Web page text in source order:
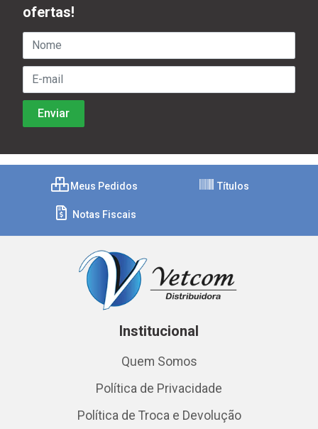
ofertas!
Meus Pedidos Títulos
Notas Fiscais
Institucional
Quem Somos
Política de Privacidade
Política de Troca e Devolução